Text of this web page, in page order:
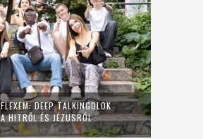
DEEP TALKINGOLOK
HITRŐL ÉS JÉZUSRÓL